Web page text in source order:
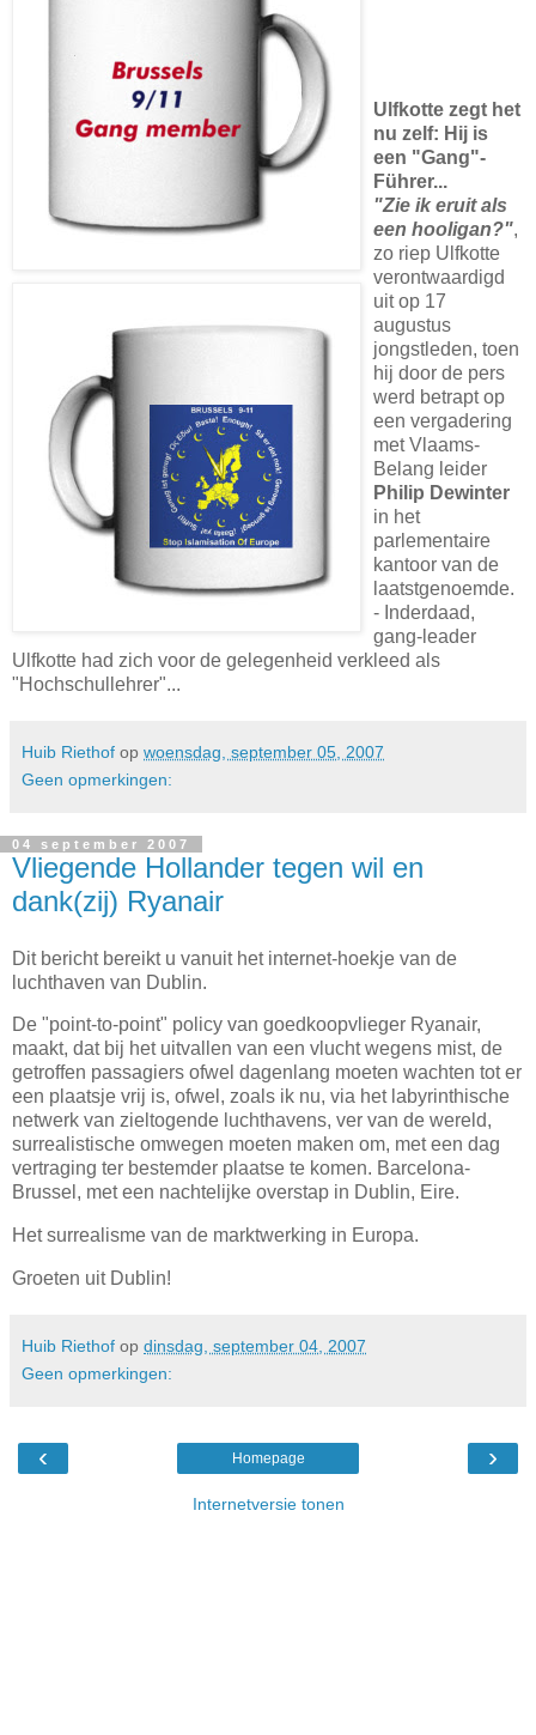
Ulfkotte zegt het
nu zelf: Hij is
een "Gang"-
Führer...
"Zie ik eruit als
een hooligan?",
zo riep Ulfkotte
verontwaardigd
uit op 17
augustus
jongstleden, toen
hij door de pers
werd betrapt op
een vergadering
met Vlaams-
Belang leider
Philip Dewinter
in het
parlementaire
kantoor van de
laatstgenoemde.
- Inderdaad,
gang-leader
Ulfkotte had zich voor de gelegenheid verkleed als
"Hochschullehrer"...
Huib Riethof op woensdag, september 05, 2007
Geen opmerkingen:
04 september 2007
Vliegende Hollander tegen wil en
dank(zij) Ryanair
Dit bericht bereikt u vanuit het internet-hoekje van de
luchthaven van Dublin.
De "point-to-point" policy van goedkoopvlieger Ryanair,
maakt, dat bij het uitvallen van een vlucht wegens mist, de
getroffen passagiers ofwel dagenlang moeten wachten tot er
een plaatsje vrij is, ofwel, zoals ik nu, via het labyrinthische
netwerk van zieltogende luchthavens, ver van de wereld,
surrealistische omwegen moeten maken om, met een dag
vertraging ter bestemder plaatse te komen. Barcelona-
Brussel, met een nachtelijke overstap in Dublin, Eire.
Het surrealisme van de marktwerking in Europa.
Groeten uit Dublin!
Huib Riethof op dinsdag, september 04, 2007
Geen opmerkingen:
‹ ›
Homepage
Internetversie tonen